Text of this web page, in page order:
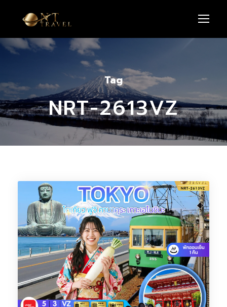
Tag
NRT-2613VZ